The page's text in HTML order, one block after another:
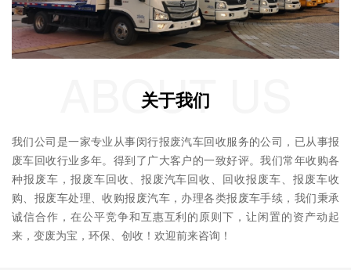
ABOUT US
关于我们
我们公司是一家专业从事闵行报废汽车回收服务的公司，已从事报
废车回收行业多年。得到了广大客户的一致好评。我们常年收购各
种报废车，报废车回收、报废汽车回收、回收报废车、报废车收
购、报废车处理、收购报废汽车，办理各类报废车手续，我们秉承
诚信合作，在公平竞争和互惠互利的原则下，让闲置的资产动起
来，变废为宝，环保、创收！欢迎前来咨询！